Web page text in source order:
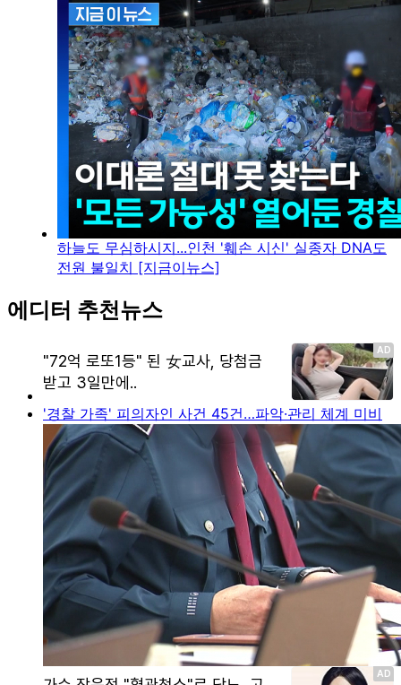
하늘도 무심하시지...인천 '훼손 시신' 실종자 DNA도
전원 불일치 [지금이뉴스]
에디터 추천뉴스
'경찰 가족' 피의자인 사건 45건…파악·관리 체계 미비